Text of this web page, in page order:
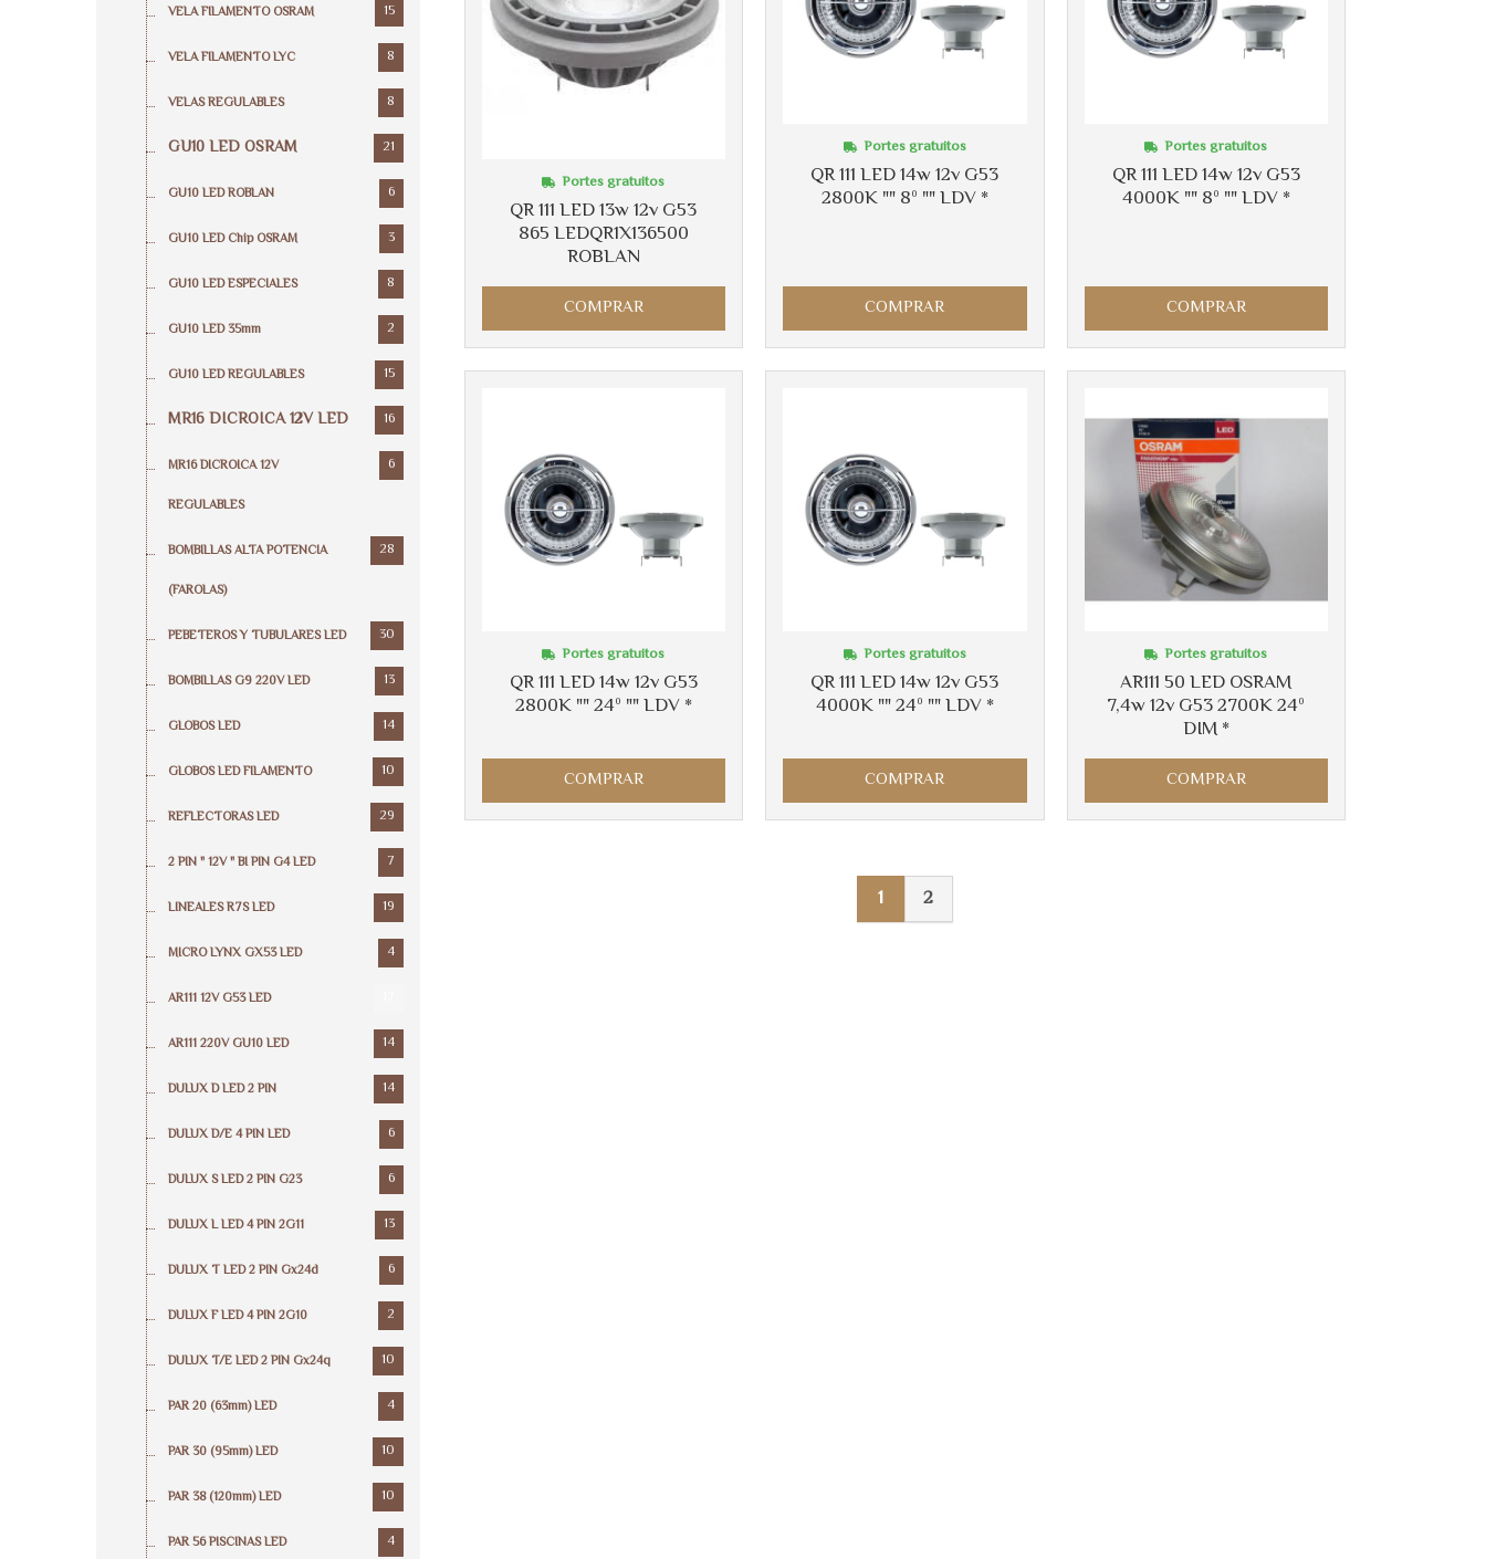
VELA FILAMENTO OSRAM 15
VELA FILAMENTO LYC 8
VELAS REGULABLES 8
GU10 LED OSRAM 21
GU10 LED ROBLAN 6
GU10 LED Chip OSRAM 3
GU10 LED ESPECIALES 8
GU10 LED 35mm 2
GU10 LED REGULABLES 15
MR16 DICROICA 12V LED 16
MR16 DICROICA 12V
REGULABLES
6
BOMBILLAS ALTA POTENCIA
(FAROLAS)
28
PEBETEROS Y TUBULARES LED 30
BOMBILLAS G9 220V LED 13
GLOBOS LED 14
GLOBOS LED FILAMENTO 10
REFLECTORAS LED 29
2 PIN " 12V " BI PIN G4 LED 7
LINEALES R7S LED 19
MICRO LYNX GX53 LED 4
AR111 12V G53 LED
AR111 220V GU10 LED 14
DULUX D LED 2 PIN 14
DULUX D/E 4 PIN LED 6
DULUX S LED 2 PIN G23 6
DULUX L LED 4 PIN 2G11 13
DULUX T LED 2 PIN Gx24d 6
DULUX F LED 4 PIN 2G10 2
DULUX T/E LED 2 PIN Gx24q 10
PAR 20 (63mm) LED 4
PAR 30 (95mm) LED 10
PAR 38 (120mm) LED 10
PAR 56 PISCINAS LED 4
QR 111 LED 13w 12v G53
865 LEDQR1X136500
ROBLAN
Portes gratuitos
COMPRAR
QR 111 LED 14w 12v G53
2800K "" 8º "" LDV *
Portes gratuitos
COMPRAR
QR 111 LED 14w 12v G53
4000K "" 8º "" LDV *
Portes gratuitos
COMPRAR
QR 111 LED 14w 12v G53
2800K "" 24º "" LDV *
Portes gratuitos
COMPRAR
QR 111 LED 14w 12v G53
4000K "" 24º "" LDV *
Portes gratuitos
COMPRAR
AR111 50 LED OSRAM
7,4w 12v G53 2700K 24º
DIM *
Portes gratuitos
COMPRAR
1 2